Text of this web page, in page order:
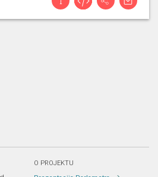
O PROJEKTU